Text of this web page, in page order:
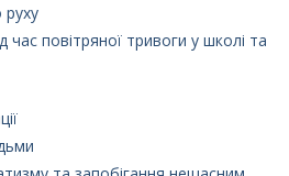
час повітряної тривоги у школі та